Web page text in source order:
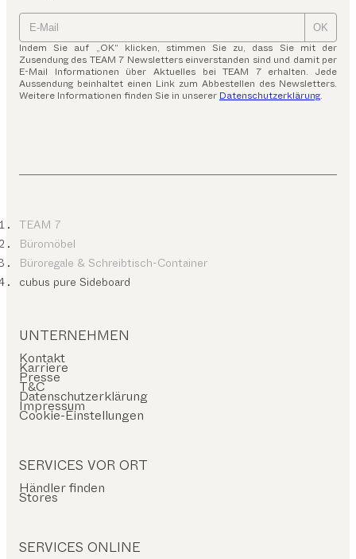
OK
Indem Sie auf „OK“ klicken, stimmen Sie zu, dass Sie mit der
Zusendung des TEAM 7 Newsletters einverstanden sind und damit per
E-Mail Informationen über Aktuelles bei TEAM 7 erhalten. Jede
Aussendung beinhaltet einen Link zum Abbestellen des Newsletters.
Weitere Informationen finden Sie in unserer Datenschutzerklärung.
TEAM 7
Büromöbel
Büroregale & Schreibtisch-Container
cubus pure Sideboard
UNTERNEHMEN
Kontakt
Karriere
Presse
T&C
Datenschutzerklärung
Impressum
Cookie-Einstellungen
SERVICES VOR ORT
Händler finden
Stores
SERVICES ONLINE